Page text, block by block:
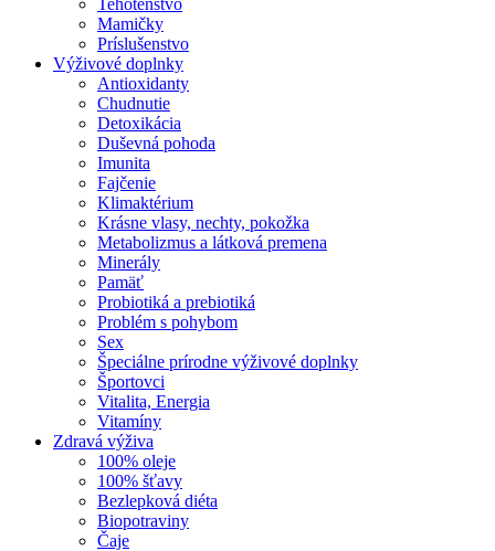
Tehotenstvo
Mamičky
Príslušenstvo
Výživové doplnky
Antioxidanty
Chudnutie
Detoxikácia
Duševná pohoda
Imunita
Fajčenie
Klimaktérium
Krásne vlasy, nechty, pokožka
Metabolizmus a látková premena
Minerály
Pamäť
Probiotiká a prebiotiká
Problém s pohybom
Sex
Špeciálne prírodne výživové doplnky
Športovci
Vitalita, Energia
Vitamíny
Zdravá výživa
100% oleje
100% šťavy
Bezlepková diéta
Biopotraviny
Čaje